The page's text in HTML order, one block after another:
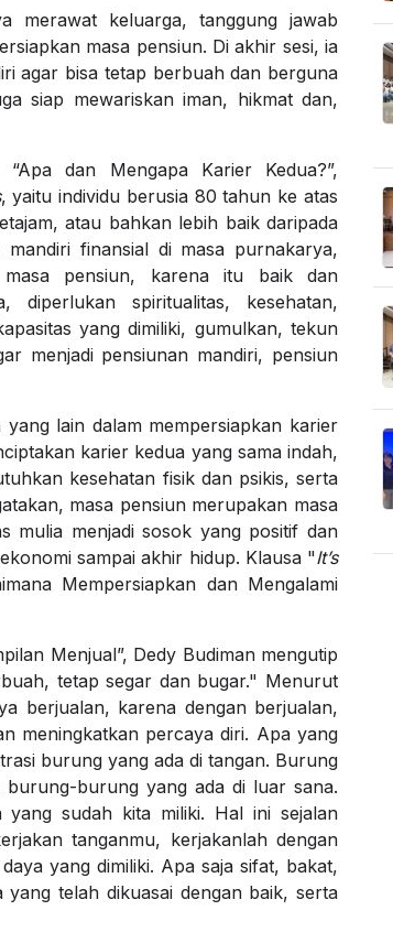
merawat keluarga, tanggung jawab
masa pensiun. Di akhir sesi, ia
agar bisa tetap berbuah dan berguna
siap mewariskan iman, hikmat dan,
dan Mengapa Karier Kedua?”,
, yaitu individu berusia 80 tahun ke atas
atau bahkan lebih baik daripada
finansial di masa purnakarya,
pensiun, karena itu baik dan
diperlukan spiritualitas, kesehatan,
yang dimiliki, gumulkan, tekun
menjadi pensiunan mandiri, pensiun
lain dalam mempersiapkan karier
karier kedua yang sama indah,
kesehatan fisik dan psikis, serta
masa pensiun merupakan masa
mulia menjadi sosok yang positif dan
sampai akhir hidup. Klausa "It’s
Mempersiapkan dan Mengalami
Menjual”, Dedy Budiman mengutip
tetap segar dan bugar." Menurut
berjualan, karena dengan berjualan,
meningkatkan percaya diri. Apa yang
burung yang ada di tangan. Burung
burung yang ada di luar sana.
sudah kita miliki. Hal ini sejalan
tanganmu, kerjakanlah dengan
yang dimiliki. Apa saja sifat, bakat,
yang telah dikuasai dengan baik, serta